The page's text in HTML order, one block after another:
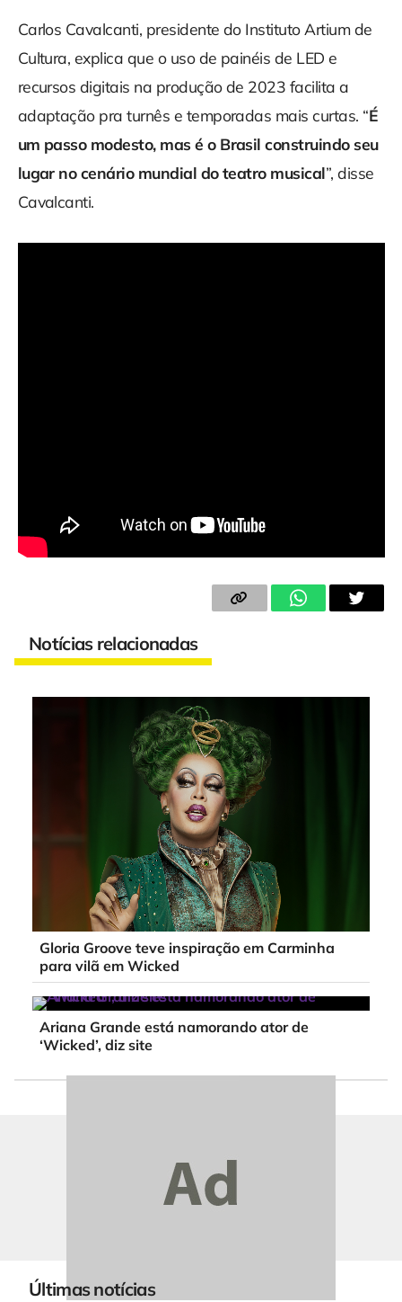
Carlos Cavalcanti, presidente do Instituto Artium de
Cultura, explica que o uso de painéis de LED e
recursos digitais na produção de 2023 facilita a
adaptação pra turnês e temporadas mais curtas. “É
um passo modesto, mas é o Brasil construindo seu
lugar no cenário mundial do teatro musical”, disse
Cavalcanti.
Notícias relacionadas
Gloria Groove teve inspiração em Carminha
para vilã em Wicked
Ariana Grande está namorando ator de
‘Wicked’, diz site
Últimas notícias